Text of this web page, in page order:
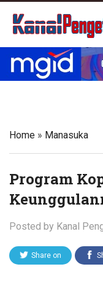
Kanal Pengetahuan
Home » Manasuka
Program
Posted by Kanal
Share on